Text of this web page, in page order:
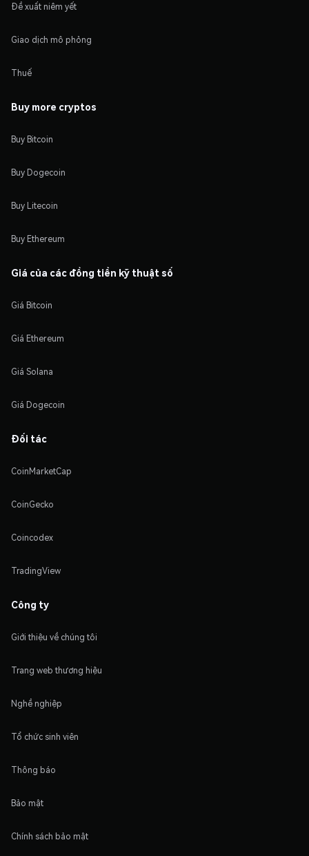
Đề xuất niêm yết
Giao dịch mô phỏng
Thuế
Buy more cryptos
Buy Bitcoin
Buy Dogecoin
Buy Litecoin
Buy Ethereum
Giá của các đồng tiền kỹ thuật số
Giá Bitcoin
Giá Ethereum
Giá Solana
Giá Dogecoin
Đối tác
CoinMarketCap
CoinGecko
Coincodex
TradingView
Công ty
Giới thiệu về chúng tôi
Trang web thương hiệu
Nghề nghiệp
Tổ chức sinh viên
Thông báo
Bảo mật
Chính sách bảo mật